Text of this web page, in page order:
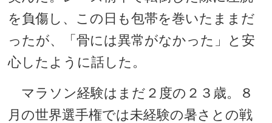
を負傷し、この日も包帯を巻いたままだ
ったが、「骨には異常がなかった」と安
心したように話した。
マラソン経験はまだ２度の２３歳。８
月の世界選手権では未経験の暑さとの戦